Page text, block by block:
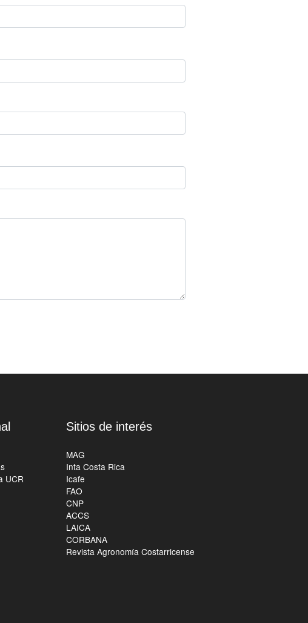
UCR
Sitios de interés
MAG
Inta Costa Rica
Icafe
FAO
CNP
ACCS
LAICA
CORBANA
Revista Agronomía Costarricense